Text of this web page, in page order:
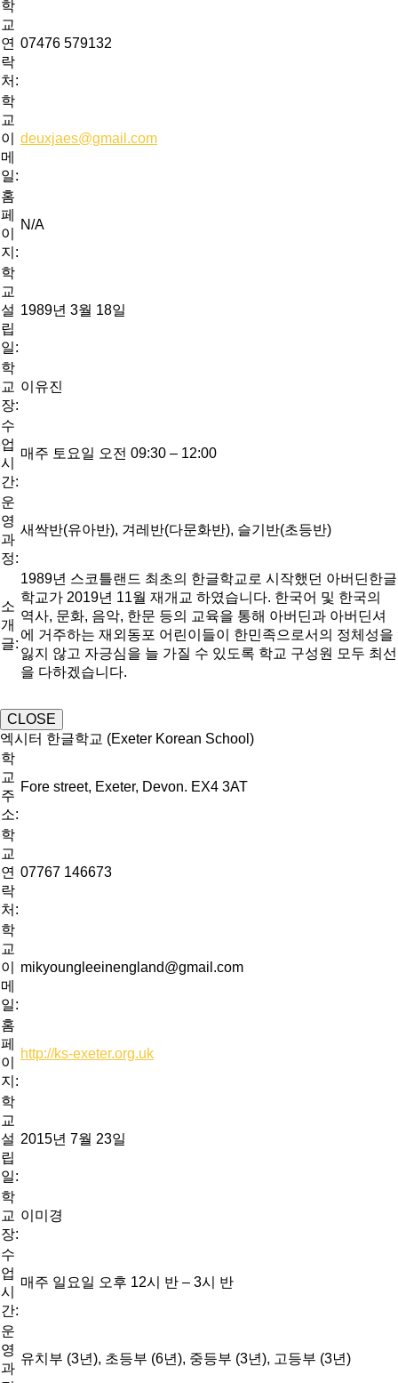
학
교
연
락
처:
07476 579132
학
교
이
메
일:
deuxjaes@gmail.com
홈
페
이
지:
N/A
학
교
설
립
일:
1989년 3월 18일
학
교
장:
이유진
수
업
시
간:
매주 토요일 오전 09:30 – 12:00
운
영
과
정:
새싹반(유아반), 겨레반(다문화반), 슬기반(초등반)
소
개
글:
1989년 스코틀랜드 최초의 한글학교로 시작했던 아버딘한글
학교가 2019년 11월 재개교 하였습니다. 한국어 및 한국의
역사, 문화, 음악, 한문 등의 교육을 통해 아버딘과 아버딘셔
에 거주하는 재외동포 어린이들이 한민족으로서의 정체성을
잃지 않고 자긍심을 늘 가질 수 있도록 학교 구성원 모두 최선
을 다하겠습니다.
CLOSE
엑시터 한글학교 (Exeter Korean School)
학
교
주
소:
Fore street, Exeter, Devon. EX4 3AT
학
교
연
락
처:
07767 146673
학
교
이
메
일:
mikyoungleeinengland@gmail.com
홈
페
이
지:
http://ks-exeter.org.uk
학
교
설
립
일:
2015년 7월 23일
학
교
장:
이미경
수
업
시
간:
매주 일요일 오후 12시 반 – 3시 반
운
영
과
유치부 (3년), 초등부 (6년), 중등부 (3년), 고등부 (3년)